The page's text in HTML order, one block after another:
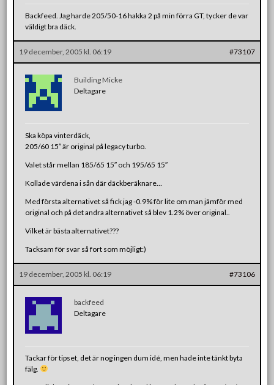
Backfeed. Jag harde 205/50-16 hakka 2 på min förra GT, tycker de var
väldigt bra däck.
19 december, 2005 kl. 06:19 #73107
Building Micke
Deltagare
Ska köpa vinterdäck,
205/60 15″ är original på legacy turbo.
Valet står mellan 185/65 15″ och 195/65 15″
Kollade värdena i sån där däckberäknare…
Med första alternativet så fick jag -0.9% för lite om man jämför med
original och på det andra alternativet så blev 1.2% över original..
Vilket är bästa alternativet???
Tacksam för svar så fort som möjligt:)
19 december, 2005 kl. 06:19 #73106
backfeed
Deltagare
Tackar för tipset, det är nog ingen dum idé, men hade inte tänkt byta
fälg.